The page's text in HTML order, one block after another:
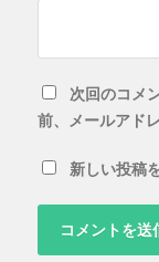
次回のコメ
前、メールアド
新しい投稿